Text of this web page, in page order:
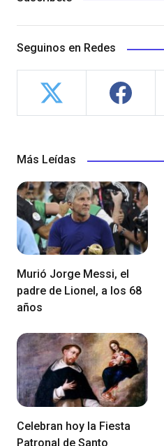
Seguinos en Redes
Más Leídas
Murió Jorge Messi, el
padre de Lionel, a los 68
años
Celebran hoy la Fiesta
Patronal de Santo